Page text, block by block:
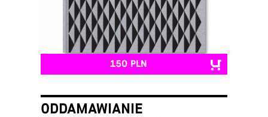
150 PLN
ODDAMAWIANIE